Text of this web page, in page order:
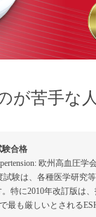
が苦手な
験合格
欧州高血圧
試験は、各種医学研究
特に2010年改訂版は
最も厳しいとされる